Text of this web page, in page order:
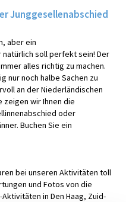
Junggesellenabschied
aber ein
soll perfekt sein! Der
alles richtig zu machen.
nur noch halbe Sachen zu
an der Niederländischen
wir Ihnen die
oder
Buchen Sie ein
bei unseren Aktivitäten toll
und Fotos von die
in Den Haag, Zuid-